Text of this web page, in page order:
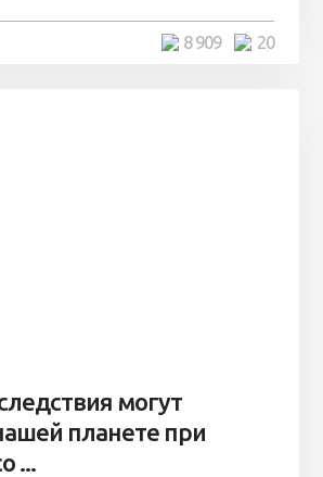
20
8 909
могут
планете при
...